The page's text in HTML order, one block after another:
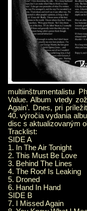
multiinštrumentalistu
Value. Album vtedy
Again’. Dnes, pri
40. výročia vydania
disc s aktualizovaným
Tracklist:
SIDE A
1. In The Air Tonight
2. This Must Be Love
3. Behind The Lines
4. The Roof Is Leaking
5. Droned
6. Hand In Hand
SIDE B
7. I Missed Again